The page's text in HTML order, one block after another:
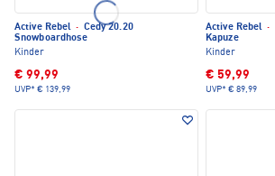
Active Rebel · Cedy 20.20
Snowboardhose
Kinder
€ 99,99
UVP* € 139,99
Active Rebel ·
Kapuze
Kinder
€ 59,99
UVP* € 89,99